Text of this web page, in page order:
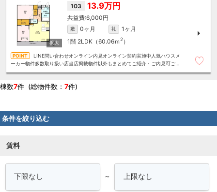
103 13.9万円
6,000円
敷 0ヶ月 礼
1ヶ月
1階 2LDK（60.06ｍ 2）
LINE問い合わせオンライン内見オンライン契約実施中人気ハウスメ
ーカー物件多数取り扱い店当店掲載物件以外もまとめてご紹介・ご内見可ご予
棟数7件 (総物件数： 7件)
条件を絞り込む
賃料
～